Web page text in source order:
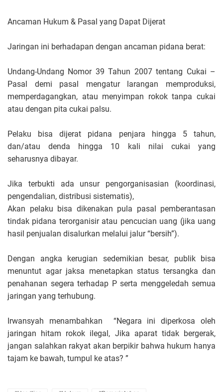
Ancaman Hukum & Pasal yang Dapat Dijerat
Jaringan ini berhadapan dengan ancaman pidana berat:
Undang-Undang Nomor 39 Tahun 2007 tentang Cukai –
Pasal demi pasal mengatur larangan memproduksi,
memperdagangkan, atau menyimpan rokok tanpa cukai
atau dengan pita cukai palsu.
Pelaku bisa dijerat pidana penjara hingga 5 tahun,
dan/atau denda hingga 10 kali nilai cukai yang
seharusnya dibayar.
Jika terbukti ada unsur pengorganisasian (koordinasi,
pengendalian, distribusi sistematis),
Akan pelaku bisa dikenakan pula pasal pemberantasan
tindak pidana terorganisir atau pencucian uang (jika uang
hasil penjualan disalurkan melalui jalur “bersih”).
Dengan angka kerugian sedemikian besar, publik bisa
menuntut agar jaksa menetapkan status tersangka dan
penahanan segera terhadap P serta menggeledah semua
jaringan yang terhubung.
Irwansyah menambahkan “Negara ini diperkosa oleh
jaringan hitam rokok ilegal, Jika aparat tidak bergerak,
jangan salahkan rakyat akan berpikir bahwa hukum hanya
tajam ke bawah, tumpul ke atas? ”